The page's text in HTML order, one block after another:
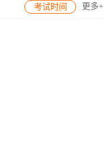
更多+
考试时间